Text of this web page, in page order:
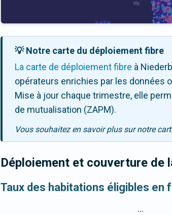
💡 Notre carte du déploiement fibre
La carte de déploiement fibre à
opérateurs enrichies par les données
Mise à jour chaque trimestre, elle
de mutualisation (ZAPM).
Vous souhaitez en savoir plus sur notre
Déploiement et couverture de
Taux des habitations éligibles en
...